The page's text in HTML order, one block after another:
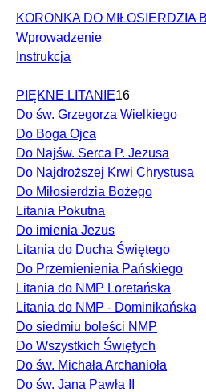
KORONKA DO MIŁOSIERDZIA
Wprowadzenie
Instrukcja
PIĘKNE LITANIE16
Do św. Grzegorza Wielkiego
Do Boga Ojca
Do Najśw. Serca P. Jezusa
Do Najdroższej Krwi Chrystusa
Do Miłosierdzia Bożego
Litania Pokutna
Do imienia Jezus
Litania do Ducha Świętego
Do Przemienienia Pańskiego
Litania do NMP Loretańska
Litania do NMP - Dominikańska
Do siedmiu boleści NMP
Do Wszystkich Świętych
Do św. Michała Archanioła
Do św. Jana Pawła II